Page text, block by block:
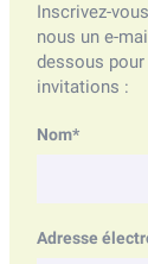
Inscrivez-
nous un e-
dessous
invitations :
Nom*
Adresse